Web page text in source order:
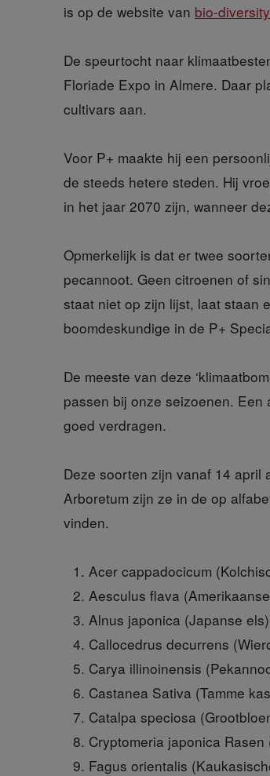
is op de website van bio-
De speurtocht naar
Floriade Expo in Almere. Daar
cultivars aan.
Voor P+ maakte hij een
de steeds hetere steden. Hij
in het jaar 2070 zijn, wanneer
Opmerkelijk is dat er twee
pecannoot. Geen citroenen of
staat niet op zijn lijst, laat staan
boomdeskundige in de P+
De meeste van deze
passen bij onze seizoenen.
goed verdragen.
Deze soorten zijn vanaf 14 april
Arboretum zijn ze in de op
vinden.
Acer cappadocicum
Aesculus flava
Alnus japonica (Japanse els)
Callocedrus decurrens
Carya illinoinensis
Castanea Sativa (Tamme
Catalpa speciosa
Cryptomeria japonica
Fagus orientalis